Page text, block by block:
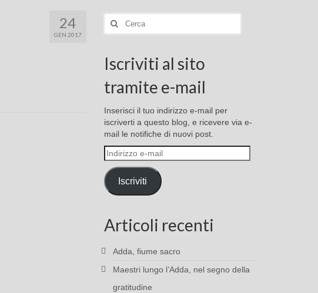
24
GEN 2017
Cerca:
Iscriviti al sito
tramite e-mail
Inserisci il tuo indirizzo e-mail per
iscriverti a questo blog, e ricevere via e-
mail le notifiche di nuovi post.
Indirizzo
e-
mail
Iscriviti
Articoli recenti
Adda, fiume sacro
Maestri lungo l’Adda, nel segno della
gratitudine